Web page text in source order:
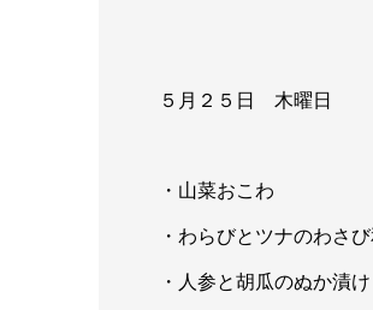
５月２５日 木曜日
・山菜おこわ
・わらびとツナのわさび
・人参と胡瓜のぬか漬け